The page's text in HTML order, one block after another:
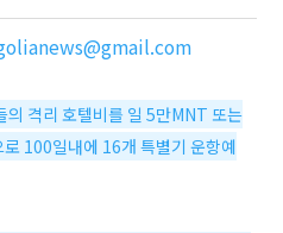
의 격리 호텔비를 일 5만MNT 또는
100일내에 16개 특별기 운항예